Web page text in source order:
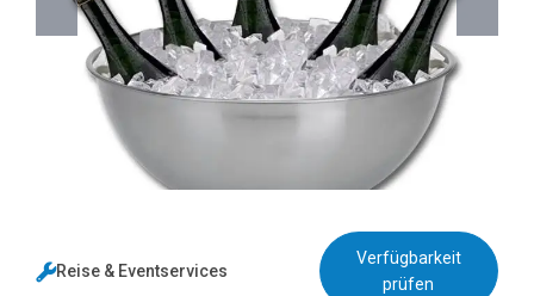
Reise & Eventservices
Verfügbarkeit
prüfen